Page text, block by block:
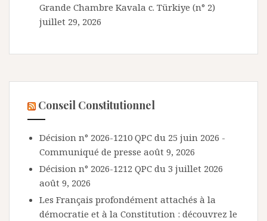
Grande Chambre Kavala c. Türkiye (n° 2)
juillet 29, 2026
Conseil Constitutionnel
Décision n° 2026-1210 QPC du 25 juin 2026 -
Communiqué de presse août 9, 2026
Décision n° 2026-1212 QPC du 3 juillet 2026
août 9, 2026
Les Français profondément attachés à la
démocratie et à la Constitution : découvrez le